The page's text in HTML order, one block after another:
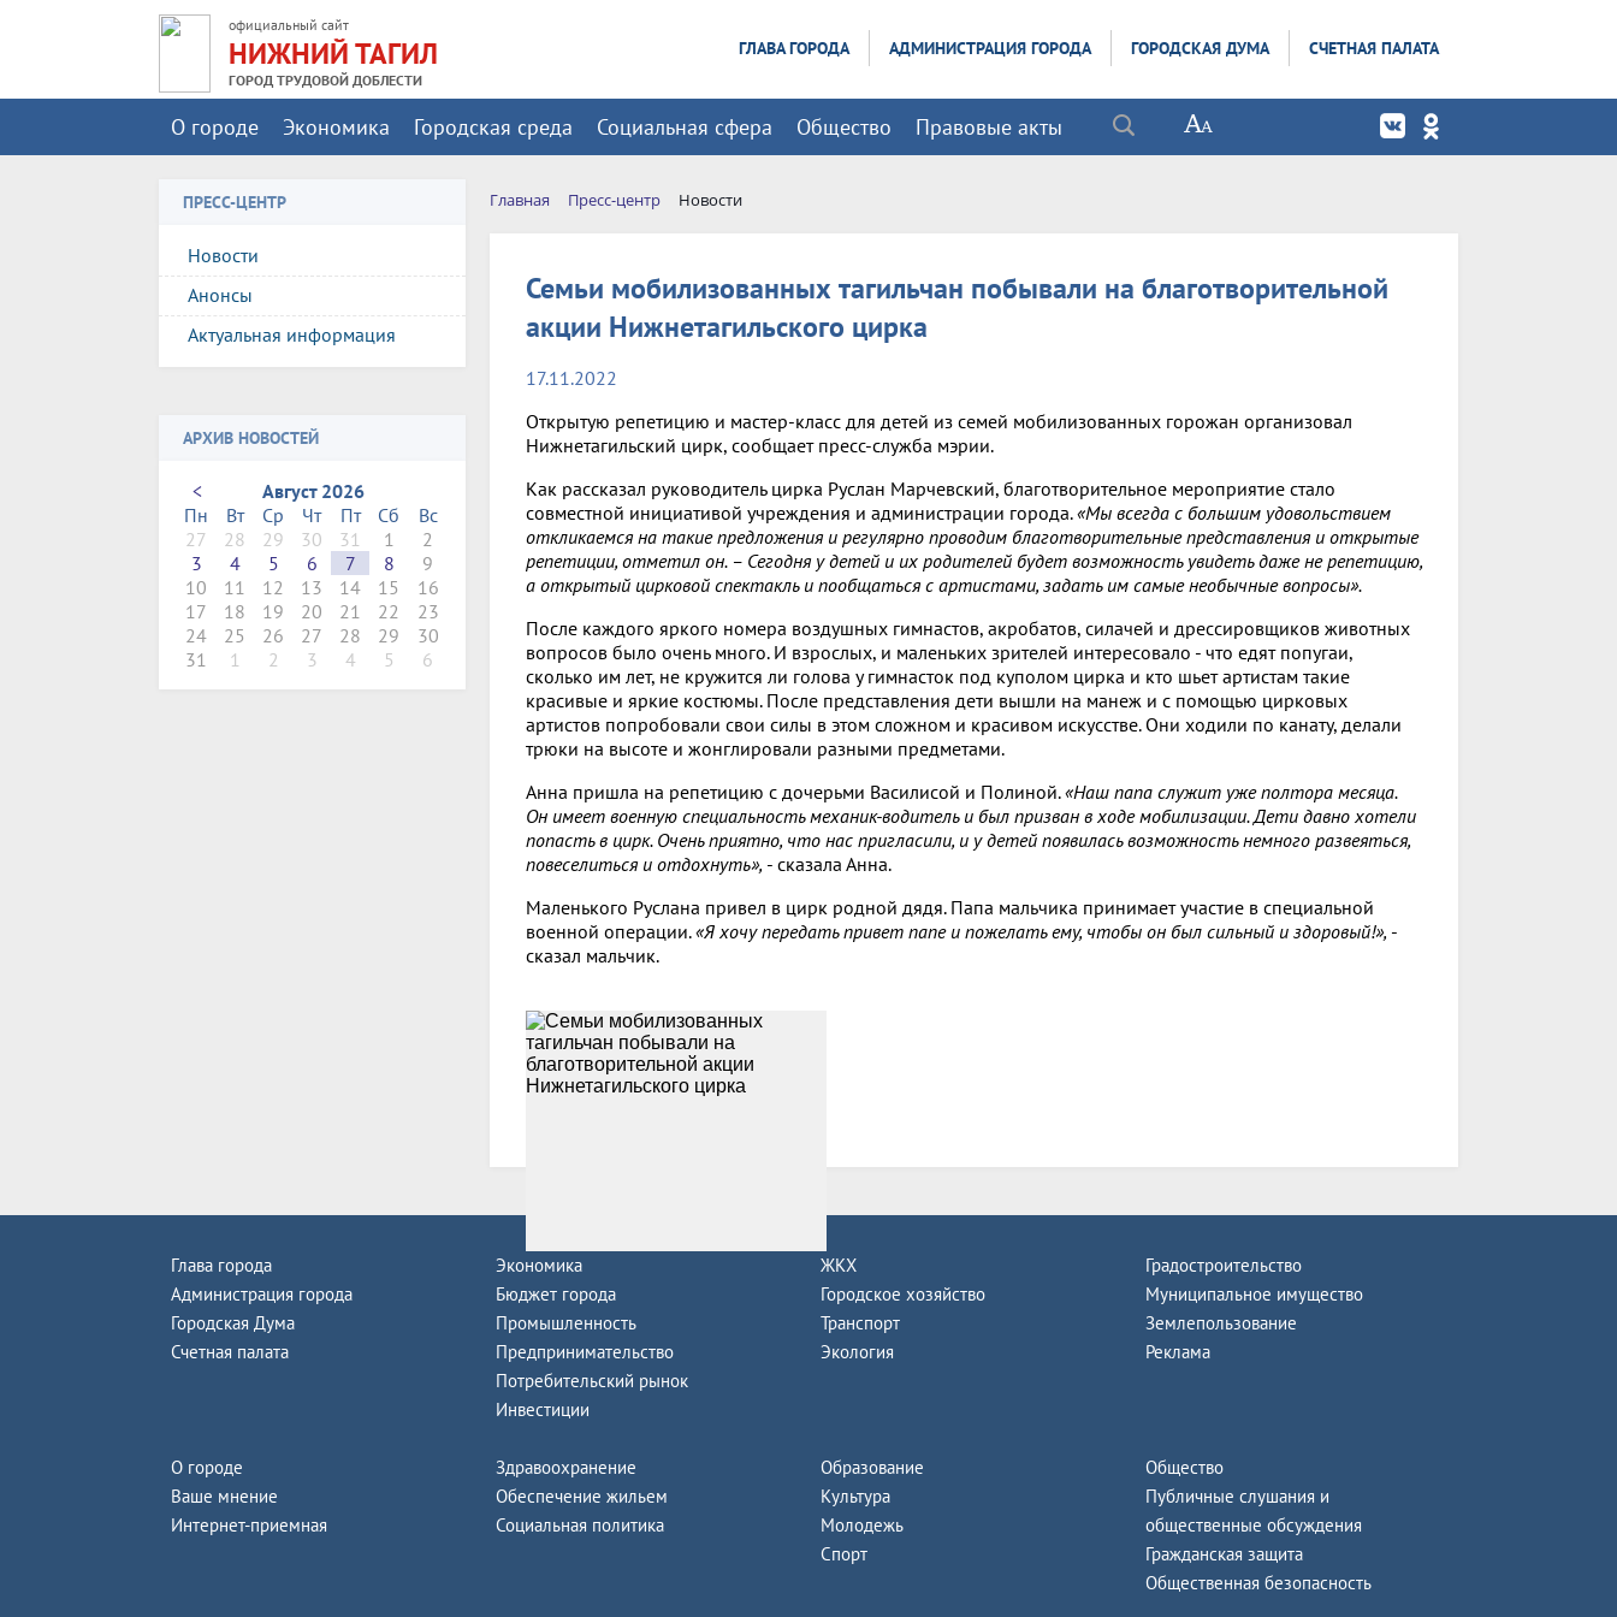
официальный сайт
НИЖНИЙ ТАГИЛ
ГОРОД ТРУДОВОЙ ДОБЛЕСТИ
ГЛАВА ГОРОДА АДМИНИСТРАЦИЯ ГОРОДА ГОРОДСКАЯ ДУМА СЧЕТНАЯ ПАЛАТА
О городе Экономика Городская среда Социальная сфера Общество Правовые акты
ПРЕСС-ЦЕНТР
Новости
Анонсы
Актуальная информация
АРХИВ НОВОСТЕЙ
<
Август 2026
Пн
Вт Ср Чт Пт Сб
Вс
27
28 29 30 31 1
2
3
4 5 6 7 8
9
10
11 12 13 14 15
16
17
18 19 20 21 22
23
24
25 26 27 28 29
30
31
1 2 3 4 5 6
Главная Пресс-центр Новости
Семьи мобилизованных тагильчан побывали на благотворительной
акции Нижнетагильского цирка
17.11.2022
Открытую репетицию и мастер-класс для детей из семей мобилизованных горожан организовал
Нижнетагильский цирк, сообщает пресс-служба мэрии.
Как рассказал руководитель цирка Руслан Марчевский, благотворительное мероприятие стало
совместной инициативой учреждения и администрации города.«Мы всегда с большим удовольствием
откликаемся на такие предложения и регулярно проводим благотворительные представления и открытые
репетиции, отметил он. – Сегодня у детей и их родителей будет возможность увидеть даже не репетицию,
а открытый цирковой спектакль и пообщаться с артистами, задать им самые необычные вопросы».
После каждого яркого номера воздушных гимнастов, акробатов, силачей и дрессировщиков животных
вопросов было очень много. И взрослых, и маленьких зрителей интересовало - что едят попугаи,
сколько им лет, не кружится ли голова у гимнасток под куполом цирка и кто шьет артистам такие
красивые и яркие костюмы. После представления дети вышли на манеж и с помощью цирковых
артистов попробовали свои силы в этом сложном и красивом искусстве. Они ходили по канату, делали
трюки на высоте и жонглировали разными предметами.
Анна пришла на репетицию с дочерьми Василисой и Полиной.«Наш папа служит уже полтора месяца.
Он имеет военную специальность механик-водитель и был призван в ходе мобилизации. Дети давно хотели
попасть в цирк. Очень приятно, что нас пригласили, и у детей появилась возможность немного развеяться,
повеселиться и отдохнуть», - сказала Анна.
Маленького Руслана привел в цирк родной дядя. Папа мальчика принимает участие в специальной
военной операции.«Я хочу передать привет папе и пожелать ему, чтобы он был сильный и здоровый!», -
сказал мальчик.
Все новости
Глава города
Администрация города
Городская Дума
Счетная палата
Экономика
Бюджет города
Промышленность
Предпринимательство
Потребительский рынок
Инвестиции
ЖКХ
Городское хозяйство
Транспорт
Экология
Градостроительство
Муниципальное имущество
Землепользование
Реклама
О городе
Ваше мнение
Интернет-приемная
Здравоохранение
Обеспечение жильем
Социальная политика
Образование
Культура
Молодежь
Спорт
Общество
Публичные слушания и
общественные обсуждения
Гражданская защита
Общественная безопасность